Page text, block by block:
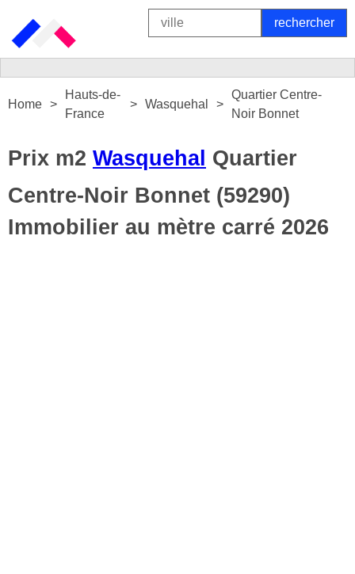
Home
Hauts-de-
France
Wasquehal
Quartier Centre-
Noir Bonnet
Prix m2 Wasquehal Quartier
Centre-Noir Bonnet (59290)
Immobilier au mètre carré 2026